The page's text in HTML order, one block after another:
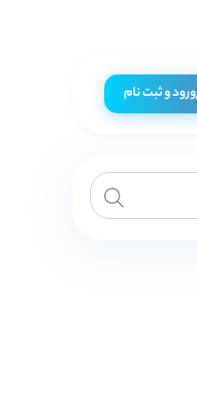
ورود و ثبت نام